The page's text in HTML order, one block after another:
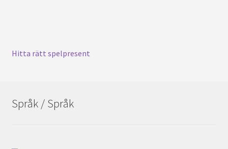
Hitta rätt spelpresent
Språk / Språk